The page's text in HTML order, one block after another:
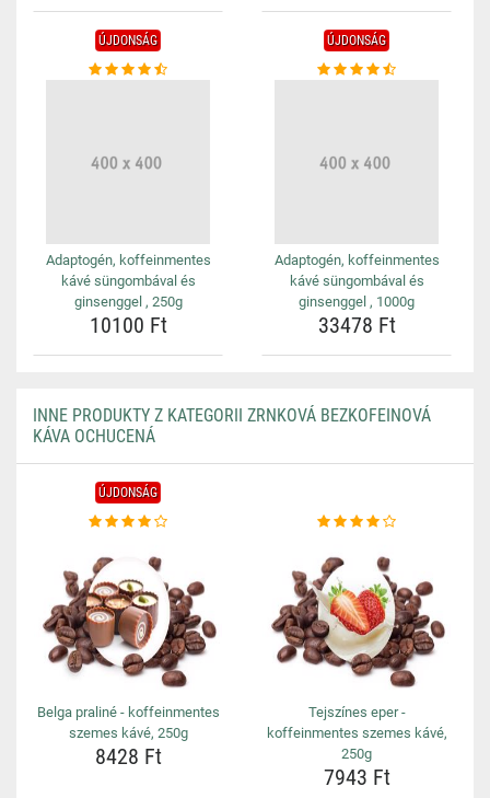
ÚJDONSÁG
Adaptogén, koffeinmentes
kávé süngombával és
ginsenggel , 250g
10100 Ft
ÚJDONSÁG
Adaptogén, koffeinmentes
kávé süngombával és
ginsenggel , 1000g
33478 Ft
INNE PRODUKTY Z KATEGORII ZRNKOVÁ BEZKOFEINOVÁ
KÁVA OCHUCENÁ
ÚJDONSÁG
Belga praliné - koffeinmentes
szemes kávé, 250g
8428 Ft
Tejszínes eper -
koffeinmentes szemes kávé,
250g
7943 Ft